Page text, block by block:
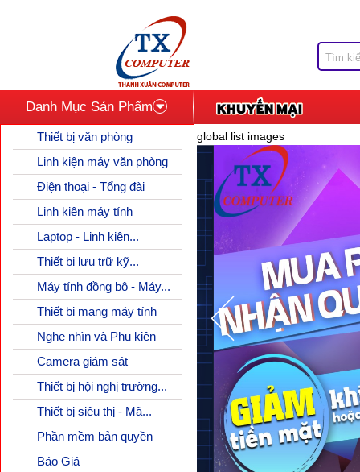
Danh Mục Sản Phẩm
Thiết bị văn phòng
Linh kiện máy văn phòng
Điện thoại - Tổng đài
Linh kiện máy tính
Laptop - Linh kiện...
Thiết bị lưu trữ kỹ...
Máy tính đồng bộ - Máy...
Thiết bị mạng máy tính
Nghe nhìn và Phụ kiện
Camera giám sát
Thiết bị hội nghị trường...
Thiết bị siêu thị - Mã...
Phần mềm bản quyền
Báo Giá
global list images